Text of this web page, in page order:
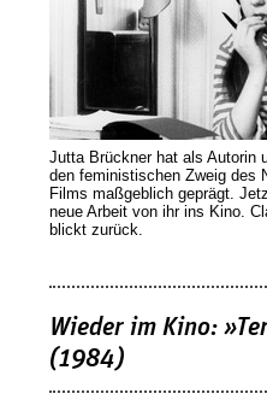
Jutta Brückner hat als Autorin
den feministischen Zweig des
Films maßgeblich geprägt.
neue Arbeit von ihr ins Kino.
blickt zurück.
Wieder im Kino:
(1984)